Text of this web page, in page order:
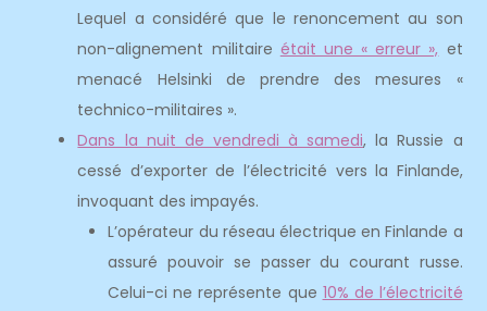
Lequel a considéré que le renoncement au son
non-alignement militaire était une « erreur », et
menacé Helsinki de prendre des mesures «
technico-militaires ».
Dans la nuit de vendredi à samedi, la Russie a
cessé d’exporter de l’électricité vers la Finlande,
invoquant des impayés.
L’opérateur du réseau électrique en Finlande a
assuré pouvoir se passer du courant russe.
Celui-ci ne représente que 10% de l’électricité